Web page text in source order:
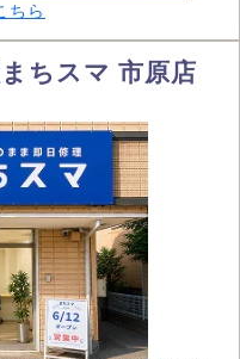
ちら
ちスマ 市原店